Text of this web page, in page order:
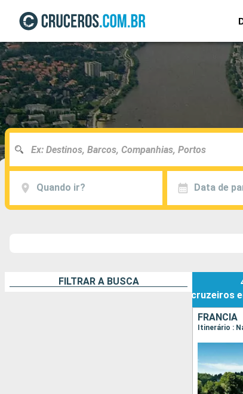
Quando ir? Data de
FILTRAR A BUSCA
cruzeiros
FRANCIA
Itinerário :